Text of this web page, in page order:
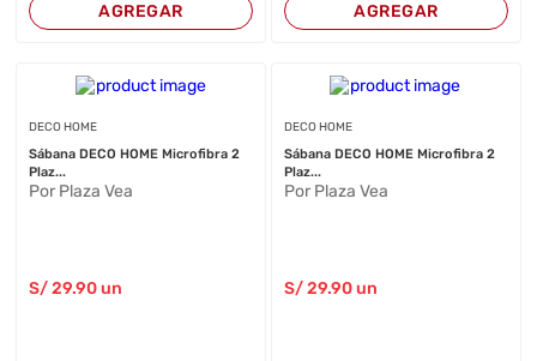
AGREGAR AGREGAR
DECO HOME
Sábana DECO HOME Microfibra 2
Plaz...
Por Plaza Vea
S/29.90 un
DECO HOME
Sábana DECO HOME Microfibra 2
Plaz...
Por Plaza Vea
S/29.90un